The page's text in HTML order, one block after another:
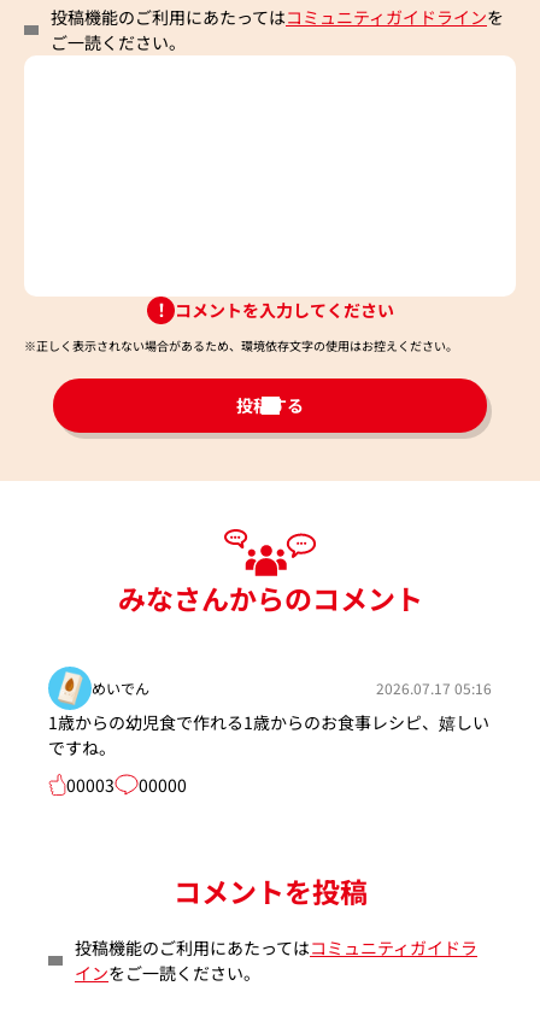
投稿機能のご利用にあたってはコミュニティガイドラインを
ご一読ください。
コメントを入力してください
※正しく表示されない場合があるため、環境依存文字の使用はお控えください。​
投稿する
みなさんからのコメント
めいでん 2026.07.17 05:16
1歳からの幼児食で作れる1歳からのお食事レシピ、嬉しい
ですね。
00003
00000
コメントを投稿
投稿機能のご利用にあたってはコミュニティガイドラ
インをご一読ください。